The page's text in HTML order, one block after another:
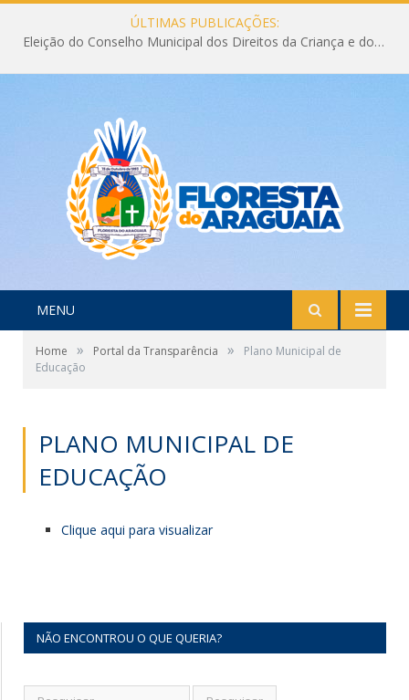
ÚLTIMAS PUBLICAÇÕES:
Eleição do Conselho Municipal dos Direitos da Criança e do Adolescente CMDCA 2026
MENU
Home » Portal da Transparência »
Plano Municipal de
Educação
PLANO MUNICIPAL DE
EDUCAÇÃO
Clique aqui para visualizar
NÃO ENCONTROU O QUE QUERIA?